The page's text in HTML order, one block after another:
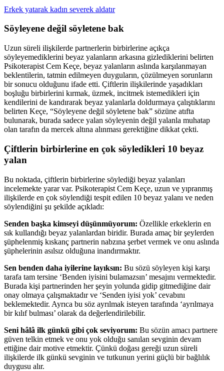
Erkek yatarak kadın severek aldatır
Söyleyene değil söyletene bak
Uzun süreli ilişkilerde partnerlerin birbirlerine açıkça
söyleyemediklerini beyaz yalanların arkasına gizlediklerini belirten
Psikoterapist Cem Keçe, beyaz yalanların aslında karşılanmayan
beklentilerin, tatmin edilmeyen duyguların, çözülmeyen sorunların
bir sonucu olduğunu ifade etti. Çiftlerin ilişkilerinde yaşadıkları
boşluğu birbirlerini kırmak, üzmek, incitmek istemedikleri için
kendilerini de kandırarak beyaz yalanlarla doldurmaya çalıştıklarını
belirten Keçe, “Söyleyene değil söyletene bak” sözüne atıfta
bulunarak, burada sadece yalan söyleyenin değil yalanla muhatap
olan tarafın da mercek altına alınması gerektiğine dikkat çekti.
Çiftlerin birbirlerine en çok söyledikleri 10 beyaz
yalan
Bu noktada, çiftlerin birbirlerine söylediği beyaz yalanları
incelemekte yarar var. Psikoterapist Cem Keçe, uzun ve yıpranmış
ilişkilerde en çok söylendiği tespit edilen 10 beyaz yalanı ve neden
söylendiğini şu şekilde açıkladı:
Senden başka kimseyi düşünmüyorum: Özellikle erkeklerin en
sık kullandığı beyaz yalanlardan biridir. Burada amaç bir şeylerden
şüphelenmiş kıskanç partnerin nabzına şerbet vermek ve onu aslında
şüphelerinin asılsız olduğuna inandırmaktır.
Sen benden daha iyilerine layıksın: Bu sözü söyleyen kişi karşı
tarafa tam tersine ‘Benden iyisini bulamazsın’ mesajını vermektedir.
Burada kişi partnerinden her şeyin yolunda gidip gitmediğine dair
onay olmaya çalışmaktadır ve ‘Senden iyisi yok’ cevabını
beklemektedir. Ayrıca bu söz ayrılmak isteyen tarafında ‘ayrılmaya
bir kılıf bulması’ olarak da değerlendirilebilir.
Seni hâlâ ilk günkü gibi çok seviyorum: Bu sözün amacı partnere
güven telkin etmek ve onu yok olduğu sanılan sevginin devam
ettiğine dair motive etmektir. Çünkü doğası gereği uzun süreli
ilişkilerde ilk günkü sevginin ve tutkunun yerini güçlü bir bağlılık
duygusu alır.